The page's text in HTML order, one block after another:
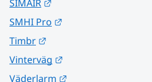
SIMAIR
SMHI Pro
Timbr
Vinterväg
Väderlarm